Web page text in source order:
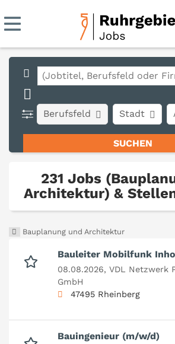
Stadt
Berufsfeld
231 Jobs
Architektur) &
Bauplanung und Architektur
Bauleiter Mobilfunk
08.08.2026, VDL Netzwerk
GmbH
47495 Rheinberg
Bauingenieur (m/w/d)